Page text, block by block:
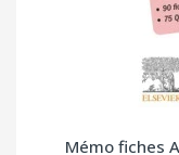
Mémo fiches